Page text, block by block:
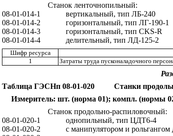
Станок ленточнопильный:
08-01-014-1
вертикальный, тип ЛБ-240
08-01-014-2 горизонтальный, тип ЛГ-190-1
08-01-014-3 горизонтальный, тип CKS-R
08-01-014-4 делительный, тип ЛД-1 25-2
Шифр ресурса
1
Затраты труда пусконаладочного
Таблица ГЭСНп 08-01-020
Станки
Измеритель: шт. (норма 01); компл. (нормы
Станок продольно-распиловочный:
08-01-020-1 однопильный, тип ЦДТ6-4
08-01-020-2 с манипулятором и рольгангом